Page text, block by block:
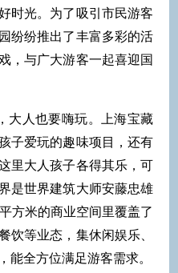
时光。为了吸引市民游客
纷纷推出了丰富多彩的活
，与广大游客一起喜迎国
大人也要嗨玩。上海宝藏
子爱玩的趣味项目，还有
里大人孩子各得其乐，可
是世界建筑大师安藤忠雄
方米的商业空间里覆盖了
饮等业态，集休闲娱乐、
能全方位满足游客需求。